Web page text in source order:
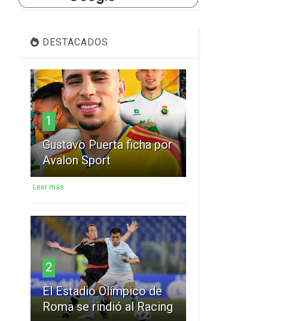
DESTACADOS
1
Gustavo Puerta ficha por
Avalon Sport
Leer más
2
El Estadio Olímpico de
Roma se rindió al Racing